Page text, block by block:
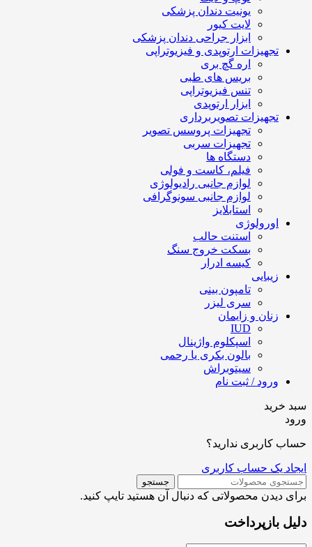
یونیت دندان پزشکی
لایت کیور
ابزار جراحی دندان پزشکی
تجهیزات ارتوپدی و فیزیوتراپی
اره گچ بری
بریس های طبی
تنس فیزیوتراپی
ابزار ارتوپدی
تجهیزات تصویربرداری
تجهیزات پروسس تصویر
تجهیزات سربی
دستگاه ها
فیلم، کاست و فولی
لوازم جانبی رادیولوژی
لوازم جانبی سونوگرافی
استابلایز
اورولوژی
استنت حالب
بسکت خروج سنگ
کیسه ادرار
زیبایی
تامپون بینی
سری لیزر
زنان و زایمان
IUD
اسپکلوم واژینال
بالون بکری یا رحمی
سیتوبراش
ورود / ثبت نام
سبد خرید
ورود
حساب کاربری ندارید؟
ایجاد یک حساب کاربری
جستجو
برای دیدن محصولاتی که دنبال آن هستید تایپ کنید.
دلیل بازپرداخت